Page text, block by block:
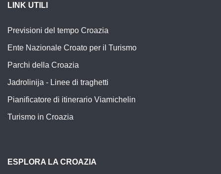
LINK UTILI
Previsioni del tempo Croazia
Ente Nazionale Croato per il Turismo
Parchi della Croazia
Jadrolinija - Linee di traghetti
Pianificatore di itinerario Viamichelin
Turismo in Croazia
ESPLORA LA CROAZIA